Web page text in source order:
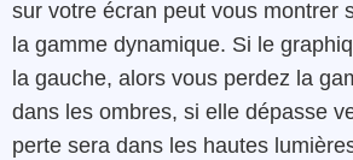
sur votre écran peut vous montrer
la gamme dynamique. Si le
la gauche, alors vous perdez la
dans les ombres, si elle dépasse
perte sera dans les hautes